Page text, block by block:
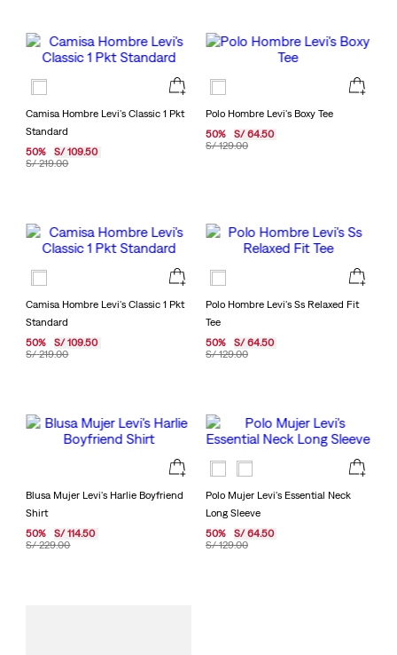
Camisa Hombre Levi's Classic 1 Pkt
Standard
S/ 219.00
50% S/ 109.50
Polo Hombre Levi's Boxy Tee
S/ 129.00
50% S/ 64.50
Camisa Hombre Levi's Classic 1 Pkt
Standard
S/ 219.00
50% S/ 109.50
Polo Hombre Levi's Ss Relaxed Fit
Tee
S/ 129.00
50% S/ 64.50
Blusa Mujer Levi's Harlie Boyfriend
Shirt
S/ 229.00
50% S/ 114.50
Polo Mujer Levi's Essential Neck
Long Sleeve
S/ 129.00
50% S/ 64.50